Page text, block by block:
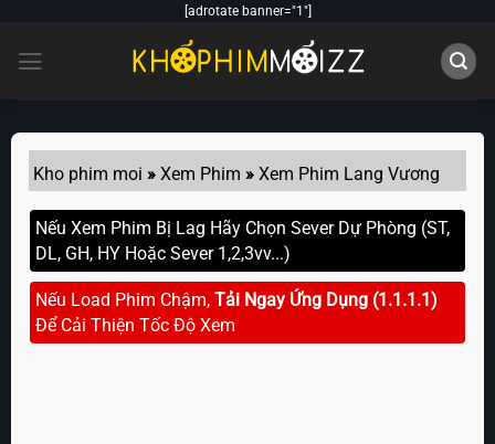
content
[adrotate banner="1"]
Kho phim moi »Xem Phim »Xem Phim Lang Vương
Nếu Xem Phim Bị Lag Hãy Chọn Sever Dự Phòng (ST,
DL, GH, HY Hoặc Sever 1,2,3vv...)
Nếu Load Phim Chậm,Tải Ngay Ứng Dụng (1.1.1.1)
Để Cải Thiện Tốc Độ Xem